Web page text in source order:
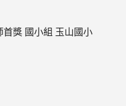
獎 國小組 玉山國小